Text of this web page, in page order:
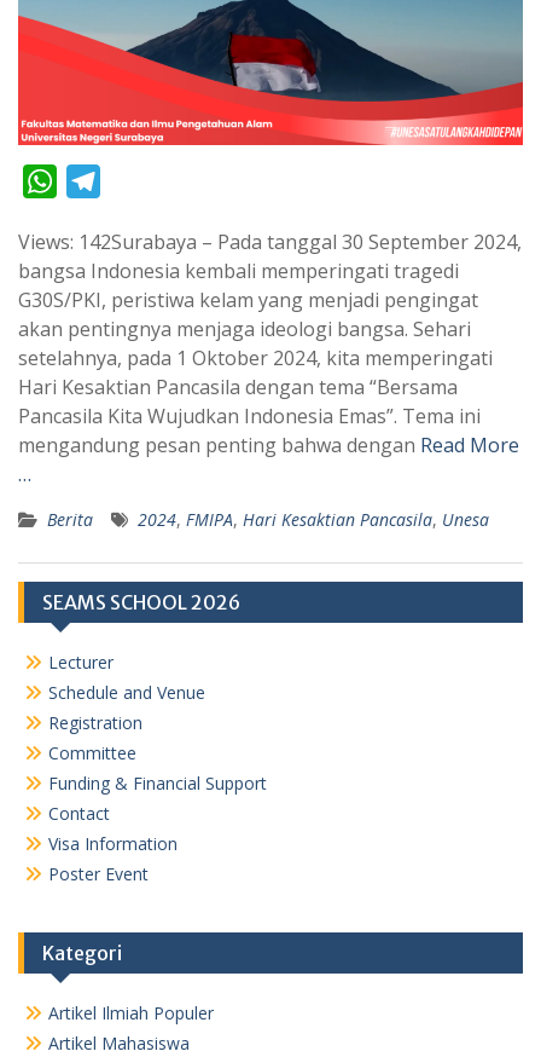
W
a
t
A
p
p
l
e
g
r
a
m
Views: 142Surabaya – Pada tanggal 30 September 2024,
bangsa Indonesia kembali memperingati tragedi
G30S/PKI, peristiwa kelam yang menjadi pengingat
akan pentingnya menjaga ideologi bangsa. Sehari
setelahnya, pada 1 Oktober 2024, kita memperingati
Hari Kesaktian Pancasila dengan tema “Bersama
Pancasila Kita Wujudkan Indonesia Emas”. Tema ini
mengandung pesan penting bahwa dengan Read More
…
Berita 2024, FMIPA, Hari Kesaktian Pancasila, Unesa
SEAMS SCHOOL 2026
Lecturer
Schedule and Venue
Registration
Committee
Funding & Financial Support
Contact
Visa Information
Poster Event
Kategori
Artikel Ilmiah Populer
Artikel Mahasiswa